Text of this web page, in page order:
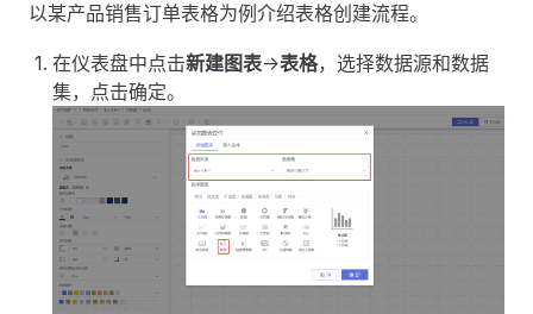
以某产品销售订单表格为例介绍表格创建流程。
在仪表盘中点击新建图表->表格，选择数据源和数据
集，点击确定。